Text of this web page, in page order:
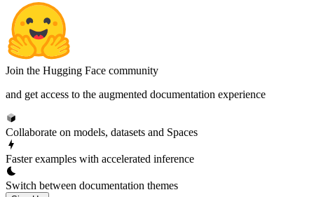
Join the Hugging Face community
and get access to the augmented documentation experience
Collaborate on models, datasets and Spaces
Faster examples with accelerated inference
Switch between documentation themes